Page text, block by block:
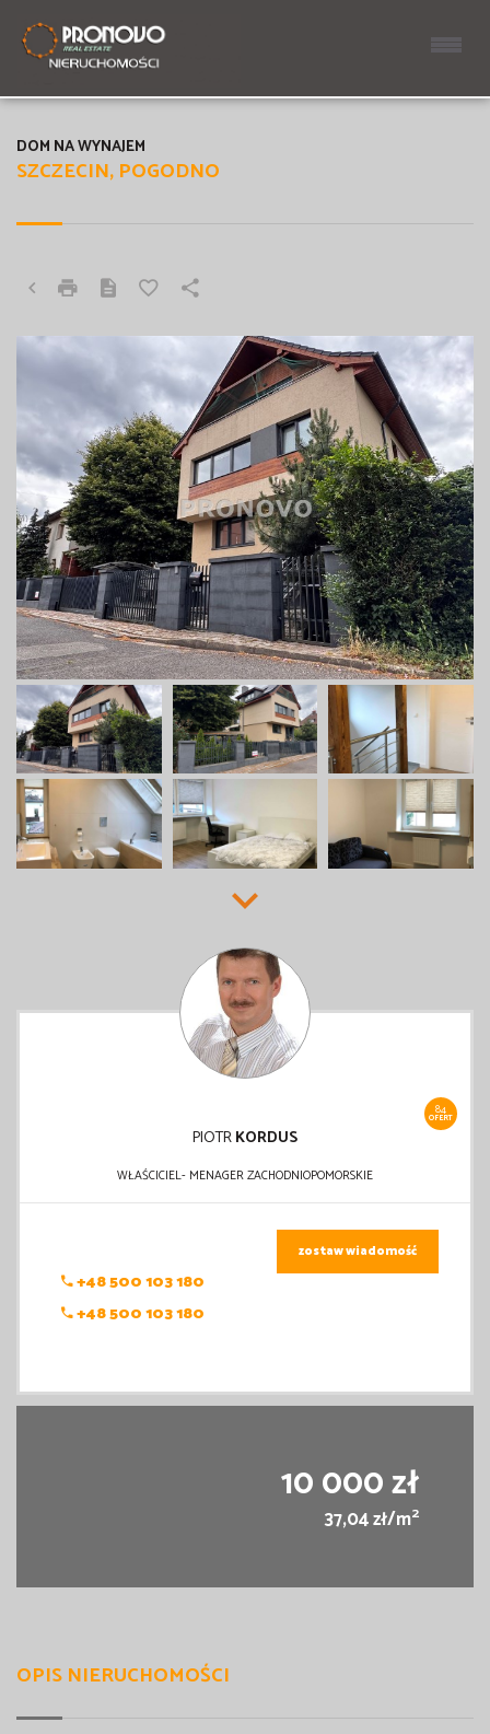
SZCZECIN, POGODNO
DOM NA WYNAJEM
84
OFERT
PIOTRKORDUS
WŁAŚCICIEL- MENAGER ZACHODNIOPOMORSKIE
+48 500 103 180
+48 500 103 180
zostaw wiadomość
10 000 zł
37,04 zł/m2
OPIS NIERUCHOMOŚCI